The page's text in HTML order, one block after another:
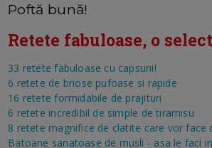
Poftă bună!
Retete fabuloase, o
33 retete fabuloase cu capsuni!
6 retete de briose pufoase si rapide
16 retete formidabile de prajituri
6 retete incredibil de simple de tiramisu
8 retete magnifice de clatite care vor face
Batoane sanatoase de musli - asa le faci